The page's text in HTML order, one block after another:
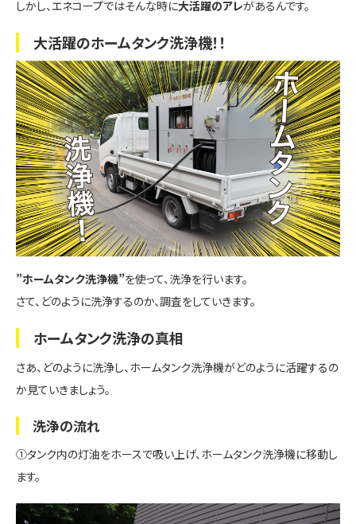
しかし、エネコープではそんな時に大活躍のアレがあるんです。
大活躍のホームタンク洗浄機！！
”ホームタンク洗浄機”を使って、洗浄を行います。
さて、どのように洗浄するのか、調査をしていきます。
ホームタンク洗浄の真相
さあ、どのように洗浄し、ホームタンク洗浄機がどのように活躍するの
か見ていきましょう。
洗浄の流れ
①タンク内の灯油をホースで吸い上げ、ホームタンク洗浄機に移動し
ます。